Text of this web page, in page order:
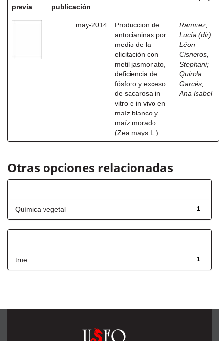
previa
publicación
may-2014
Producción de
antocianinas por
medio de la
elicitación con
metil jasmonato,
deficiencia de
fósforo y exceso
de sacarosa in
vitro e in vivo en
maíz blanco y
maíz morado
(Zea mays L.)
Ramírez,
Lucía (dir);
Léon
Cisneros,
Stephani;
Quirola
Garcés,
Ana Isabel
Otras opciones relacionadas
1
Química vegetal
1
true